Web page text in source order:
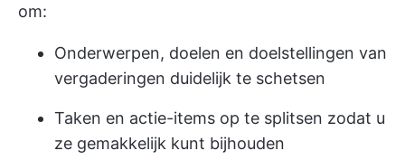
om:
Onderwerpen, doelen en doelstellingen van
vergaderingen duidelijk te schetsen
Taken en actie-items op te splitsen zodat u
ze gemakkelijk kunt bijhouden